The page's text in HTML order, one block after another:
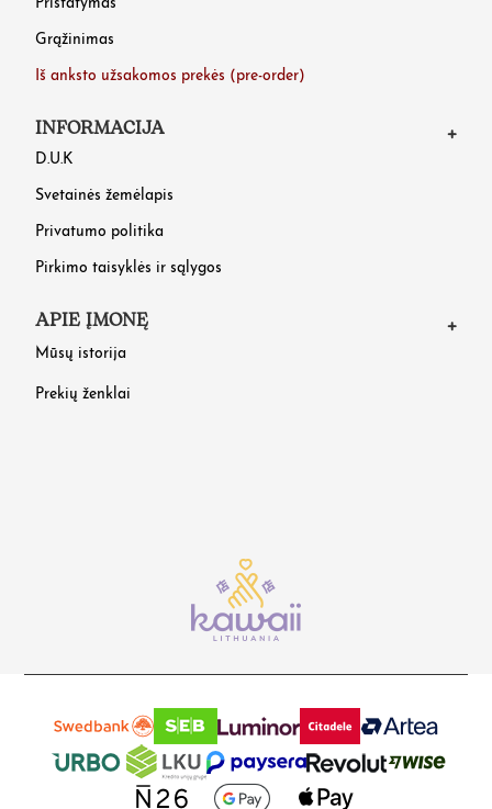
Pristatymas
Grąžinimas
Iš anksto užsakomos prekės (pre-order)
INFORMACIJA
D.U.K
Svetainės žemėlapis
Privatumo politika
Pirkimo taisyklės ir sąlygos
APIE ĮMONĘ
Mūsų istorija
Prekių ženklai